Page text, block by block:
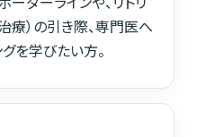
療）の引き際、専門医へ
を学びたい方。